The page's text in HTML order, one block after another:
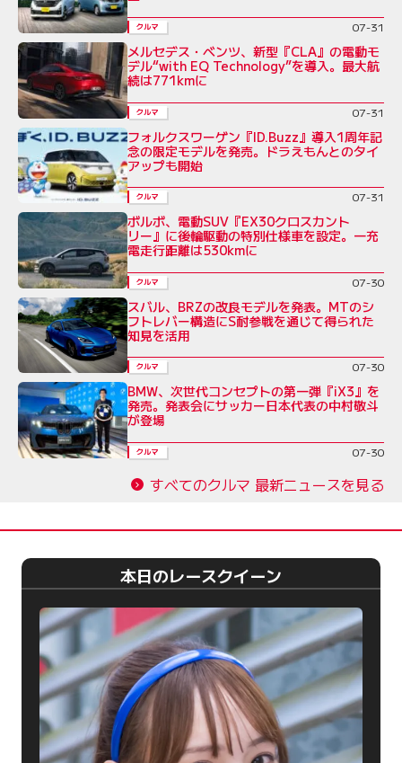
クルマ 07-31
メルセデス・ベンツ、新型『CLA』の電動モ
デル“with EQ Technology”を導入。最大航
続は771kmに
クルマ 07-31
フォルクスワーゲン『ID.Buzz』導入1周年記
念の限定モデルを発売。ドラえもんとのタイ
アップも開始
クルマ 07-31
ボルボ、電動SUV『EX30クロスカント
リー』に後輪駆動の特別仕様車を設定。一充
電走行距離は530kmに
クルマ 07-30
スバル、BRZの改良モデルを発表。MTのシ
フトレバー構造にS耐参戦を通じて得られた
知見を活用
クルマ 07-30
BMW、次世代コンセプトの第一弾『iX3』を
発売。発表会にサッカー日本代表の中村敬斗
が登場
クルマ 07-30
すべてのクルマ 最新ニュースを見る
本日のレースクイーン